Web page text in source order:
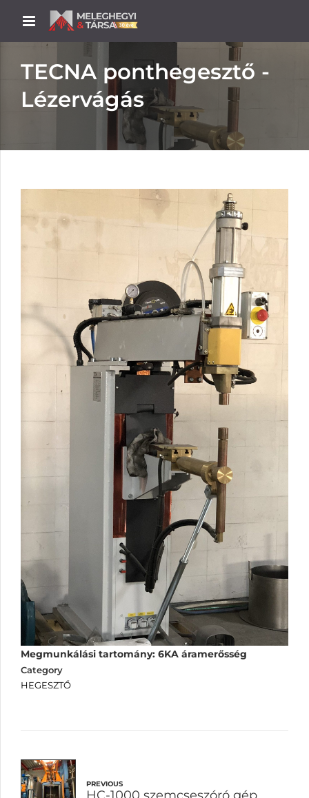
TECNA ponthegesztő -
Lézervágás
Megmunkálási tartomány: 6KA áramerősség
Category
HEGESZTŐ
PREVIOUS
HC-1000 szemcseszóró gép